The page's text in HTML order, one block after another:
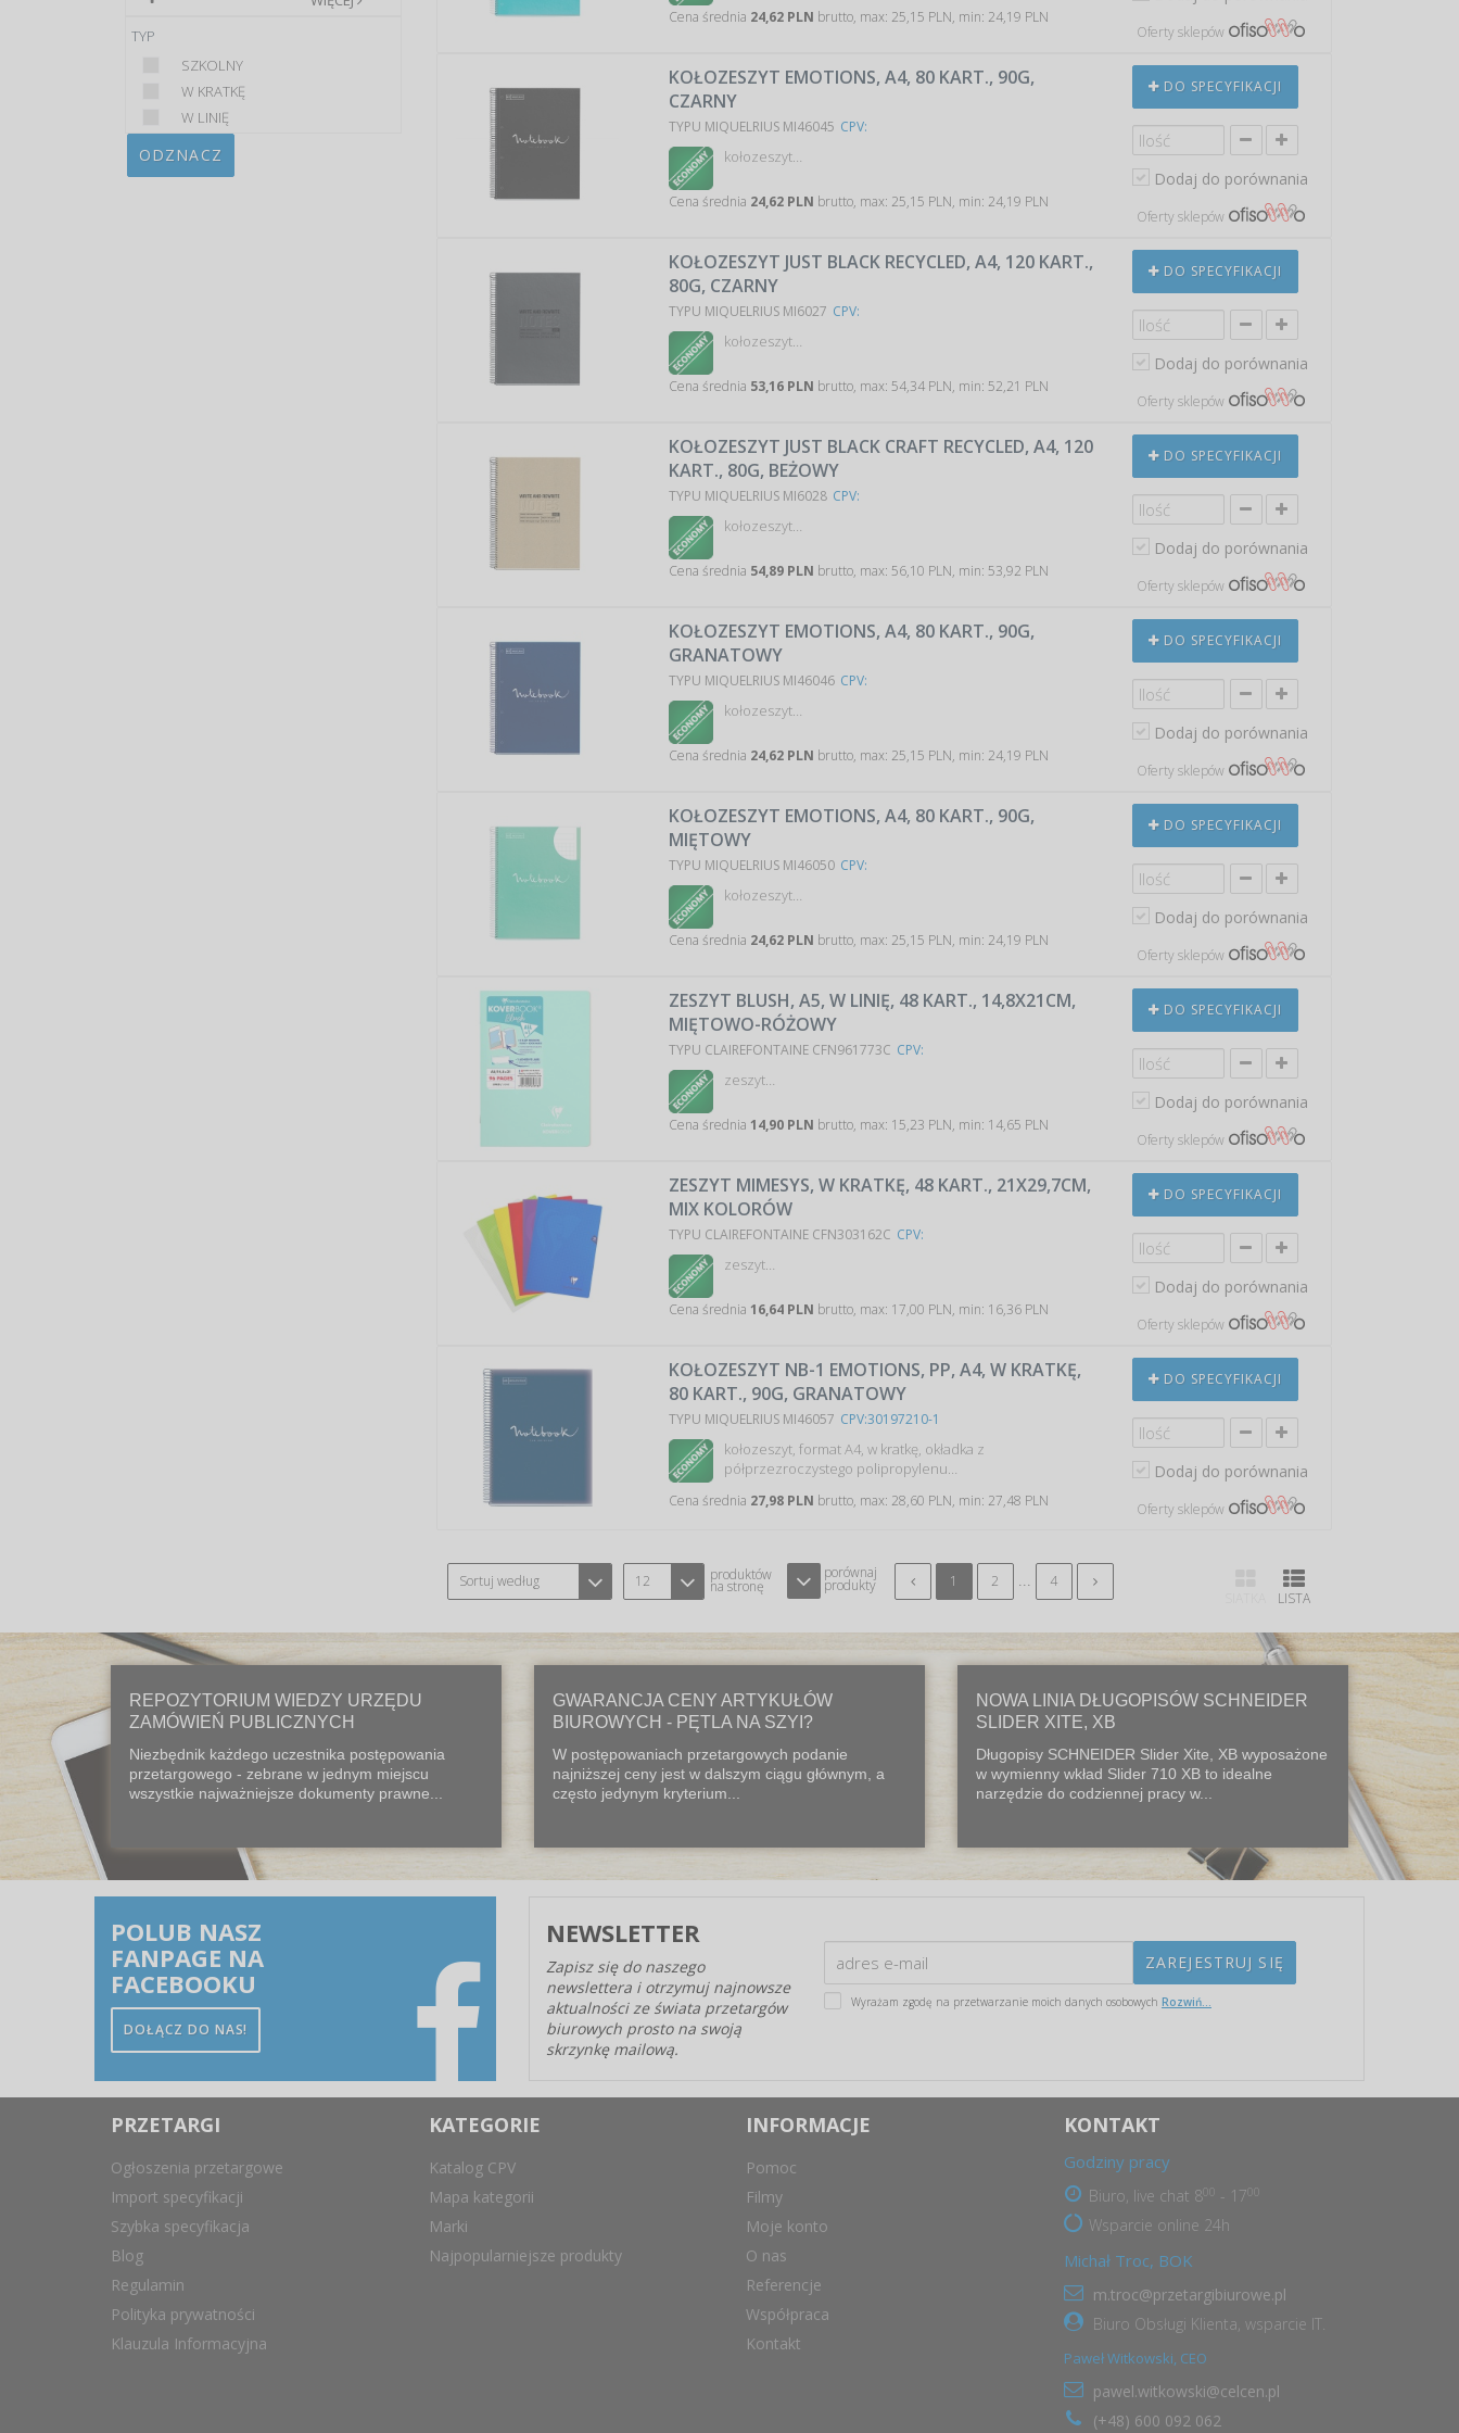
TYP
SZKOLNY
W KRATKĘ
W LINIĘ
ODZNACZ
Cena średnia 24,62 PLN brutto, max: 25,15 PLN, min: 24,19 PLN
Oferty sklepów
KOŁOZESZYT EMOTIONS, A4, 80 KART., 90G,
CZARNY
TYPU MIQUELRIUS MI46045 CPV:
kołozeszyt…
Cena średnia 24,62 PLN brutto, max: 25,15 PLN, min: 24,19 PLN
DO SPECYFIKACJI
Dodaj do porównania
Oferty sklepów
KOŁOZESZYT JUST BLACK RECYCLED, A4, 120 KART.,
80G, CZARNY
TYPU MIQUELRIUS MI6027 CPV:
kołozeszyt…
Cena średnia 53,16 PLN brutto, max: 54,34 PLN, min: 52,21 PLN
DO SPECYFIKACJI
Dodaj do porównania
Oferty sklepów
KOŁOZESZYT JUST BLACK CRAFT RECYCLED, A4, 120
KART., 80G, BEŻOWY
TYPU MIQUELRIUS MI6028 CPV:
kołozeszyt…
Cena średnia 54,89 PLN brutto, max: 56,10 PLN, min: 53,92 PLN
DO SPECYFIKACJI
Dodaj do porównania
Oferty sklepów
KOŁOZESZYT EMOTIONS, A4, 80 KART., 90G,
GRANATOWY
TYPU MIQUELRIUS MI46046 CPV:
kołozeszyt…
Cena średnia 24,62 PLN brutto, max: 25,15 PLN, min: 24,19 PLN
DO SPECYFIKACJI
Dodaj do porównania
Oferty sklepów
KOŁOZESZYT EMOTIONS, A4, 80 KART., 90G,
MIĘTOWY
TYPU MIQUELRIUS MI46050 CPV:
kołozeszyt…
Cena średnia 24,62 PLN brutto, max: 25,15 PLN, min: 24,19 PLN
DO SPECYFIKACJI
Dodaj do porównania
Oferty sklepów
ZESZYT BLUSH, A5, W LINIĘ, 48 KART., 14,8X21CM,
MIĘTOWO-RÓŻOWY
TYPU CLAIREFONTAINE CFN961773C CPV:
zeszyt…
Cena średnia14,90 PLN brutto, max: 15,23 PLN, min: 14,65 PLN
DO SPECYFIKACJI
Dodaj do porównania
Oferty sklepów
ZESZYT MIMESYS, W KRATKĘ, 48 KART., 21X29,7CM,
MIX KOLORÓW
TYPU CLAIREFONTAINE CFN303162C CPV:
zeszyt…
Cena średnia16,64 PLN brutto, max: 17,00 PLN, min: 16,36 PLN
DO SPECYFIKACJI
Dodaj do porównania
Oferty sklepów
KOŁOZESZYT NB-1 EMOTIONS, PP, A4, W KRATKĘ,
80 KART., 90G, GRANATOWY
TYPU MIQUELRIUS MI46057 CPV:30197210-1
kołozeszyt, format A4, w kratkę, okładka z
półprzezroczystego polipropylenu…
Cena średnia 27,98 PLN brutto, max: 28,60 PLN, min: 27,48 PLN
DO SPECYFIKACJI
Dodaj do porównania
Oferty sklepów
Sortuj według 12 produktów
na stronę
porównaj
produkty 1 2 ...
4
LISTA
REPOZYTORIUM WIEDZY URZĘDU
ZAMÓWIEŃ PUBLICZNYCH
Niezbędnik każdego uczestnika postępowania
przetargowego - zebrane w jednym miejscu
wszystkie najważniejsze dokumenty prawne...
GWARANCJA CENY ARTYKUŁÓW
BIUROWYCH - PĘTLA NA SZYI?
W postępowaniach przetargowych podanie
najniższej ceny jest w dalszym ciągu głównym, a
często jedynym kryterium...
NOWA LINIA DŁUGOPISÓW SCHNEIDER
SLIDER XITE, XB
Długopisy SCHNEIDER Slider Xite, XB wyposażone
w wymienny wkład Slider 710 XB to idealne
narzędzie do codziennej pracy w...
POLUB NASZ
FANPAGE NA
FACEBOOKU
DOŁĄCZ DO NAS!
NEWSLETTER
Zapisz się do naszego
newslettera i otrzymuj najnowsze
aktualności ze świata przetargów
biurowych prosto na swoją
skrzynkę mailową.
Wyrażam zgodę na przetwarzanie moich danych osobowych Rozwiń...
PRZETARGI
Ogłoszenia przetargowe
Import specyfikacji
Szybka specyfikacja
Blog
Regulamin
Polityka prywatności
Klauzula Informacyjna
KATEGORIE
Katalog CPV
Mapa kategorii
Marki
Najpopularniejsze produkty
INFORMACJE
Pomoc
Filmy
Moje konto
O nas
Referencje
Współpraca
Kontakt
KONTAKT
Godziny pracy
Biuro, live chat 8 - 17
Wsparcie online 24h
Michał Troc, BOK
m.troc@przetargibiurowe.pl
Biuro Obsługi Klienta, wsparcie IT.
Paweł Witkowski, CEO
pawel.witkowski@celcen.pl
(+48) 600 092 062